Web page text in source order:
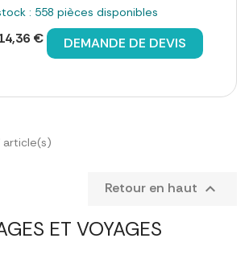
ET VOYAGES
: 558 pièces disponibles
€ DEMANDE DE DEVIS
article(s)
Retour en haut 